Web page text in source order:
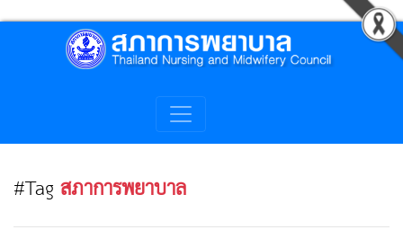
#Tagสภาการพยาบาล